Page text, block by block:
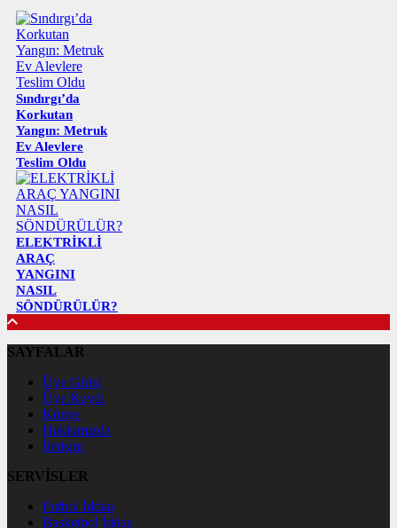
Sındırgı’da
Korkutan
Yangın: Metruk
Ev Alevlere
Teslim Oldu
ELEKTRİKLİ
ARAÇ
YANGINI
NASIL
SÖNDÜRÜLÜR?
SAYFALAR
Üye Girişi
Üye Kaydı
Künye
Hakkımızda
İletişim
SERVİSLER
Futbol İddaa
Basketbol İddaa